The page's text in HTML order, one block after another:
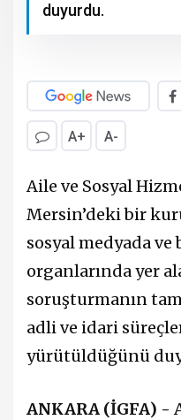
duyurdu.
A+ A-
Aile ve Sosyal
Mersin’deki bir
sosyal medyada ve
organlarında yer
soruşturmanın
adli ve idari
yürütüldüğünü
ANKARA (İGFA) -